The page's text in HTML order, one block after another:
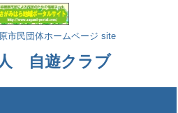
市民団体ホームページ site
自遊クラブ